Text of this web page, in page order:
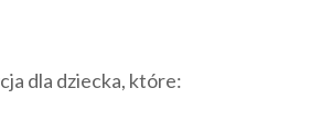
dla dziecka, które: